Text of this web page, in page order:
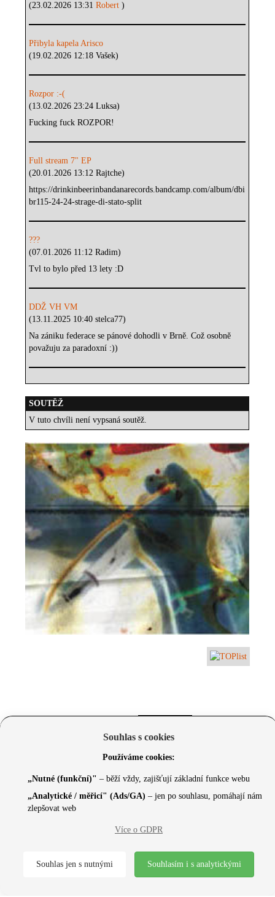
(23.02.2026 13:31Robert)
Přibyla kapela Arisco
(19.02.2026 12:18 Vašek)
Rozpor :-(
(13.02.2026 23:24 Luksa)
Fucking fuck ROZPOR!
Full stream 7" EP
(20.01.2026 13:12 Rajtche)
https://drinkinbeerinbandanarecords.bandcamp.com/album/dbi
br115-24-24-strage-di-stato-split
???
(07.01.2026 11:12 Radim)
Tvl to bylo před 13 lety :D
DDŽ VH VM
(13.11.2025 10:40 stelca77)
Na zániku federace se pánové dohodli v Brně. Což osobně
považuju za paradoxní :))
SOUTĚŽ
V tuto chvíli není vypsaná soutěž.
© 2026 Czechcore.cz | Scripted by Sonic (
Souhlas s cookies
Používáme cookies:
„Nutné (funkční)" – běží vždy, zajišťují základní funkce webu
„Analytické / měřicí" (Ads/GA) – jen po souhlasu, pomáhají nám
zlepšovat web
Více o GDPR
Souhlas jen s nutnými Souhlasím i s analytickými